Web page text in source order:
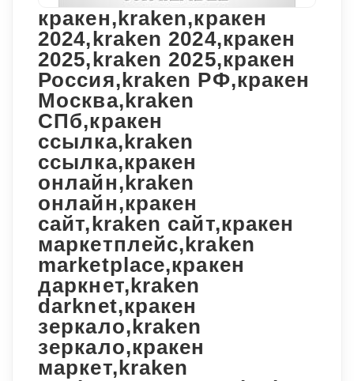
кракен,kraken,кракен
2024,kraken 2024,кракен
2025,kraken 2025,кракен
Россия,kraken РФ,кракен
Москва,kraken
СПб,кракен
ссылка,kraken
ссылка,кракен
онлайн,kraken
онлайн,кракен
сайт,kraken сайт,кракен
маркетплейс,kraken
marketplace,кракен
даркнет,kraken
darknet,кракен
зеркало,kraken
зеркало,кракен
маркет,kraken